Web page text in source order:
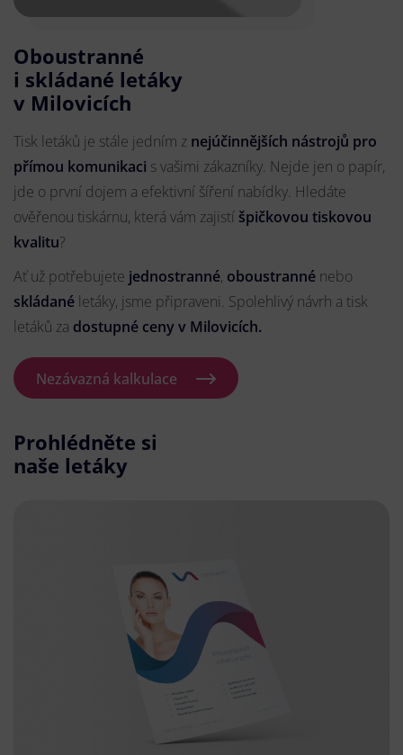
Oboustranné
i skládané letáky
v Milovicích
Tisk letáků je stále jedním z nejúčinnějších nástrojů pro
přímou komunikaci s vašimi zákazníky. Nejde jen o papír,
jde o první dojem a efektivní šíření nabídky. Hledáte
ověřenou tiskárnu, která vám zajistí špičkovou tiskovou
kvalitu?
Ať už potřebujete jednostranné, oboustranné nebo
skládané letáky, jsme připraveni. Spolehlivý návrh a tisk
letáků za dostupné ceny v Milovicích.
Nezávazná kalkulace
Prohlédněte si
naše letáky